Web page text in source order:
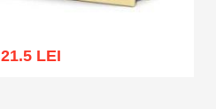
21.5 LEI